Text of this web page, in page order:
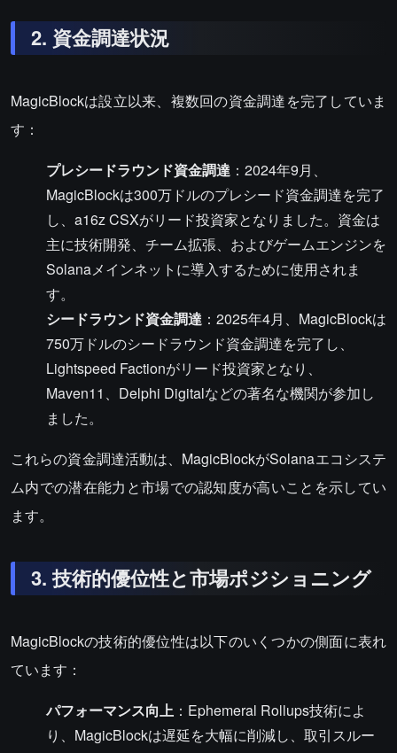
2. 資金調達状況
MagicBlockは設立以来、複数回の資金調達を完了していま
す：
プレシードラウンド資金調達 ：2024年9月、
MagicBlockは300万ドルのプレシード資金調達を完了
し、a16z CSXがリード投資家となりました。資金は
主に技術開発、チーム拡張、およびゲームエンジンを
Solanaメインネットに導入するために使用されま
す。
シードラウンド資金調達 ：2025年4月、MagicBlockは
750万ドルのシードラウンド資金調達を完了し、
Lightspeed Factionがリード投資家となり、
Maven11、Delphi Digitalなどの著名な機関が参加し
ました。
これらの資金調達活動は、MagicBlockがSolanaエコシステ
ム内での潜在能力と市場での認知度が高いことを示してい
ます。
3. 技術的優位性と市場ポジショニング
MagicBlockの技術的優位性は以下のいくつかの側面に表れ
ています：
パフォーマンス向上 ：Ephemeral Rollups技術によ
り、MagicBlockは遅延を大幅に削減し、取引スルー